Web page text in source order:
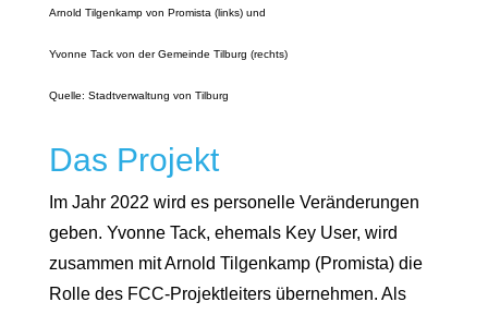
Arnold Tilgenkamp von Promista (links) und
Yvonne Tack von der Gemeinde Tilburg (rechts)
Quelle: Stadtverwaltung von Tilburg
Das Projekt
Im Jahr 2022 wird es personelle Veränderungen
geben. Yvonne Tack, ehemals Key User, wird
zusammen mit Arnold Tilgenkamp (Promista) die
Rolle des FCC-Projektleiters übernehmen. Als